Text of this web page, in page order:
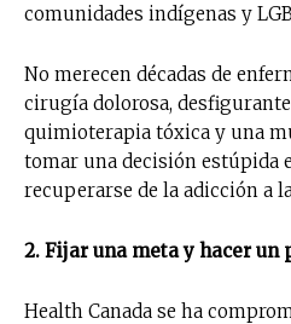
comunidades indígenas y
No merecen décadas de
cirugía dolorosa,
quimioterapia tóxica y una
tomar una decisión estúpida
recuperarse de la adicción a
2. Fijar una meta y hacer un
Health Canada se ha